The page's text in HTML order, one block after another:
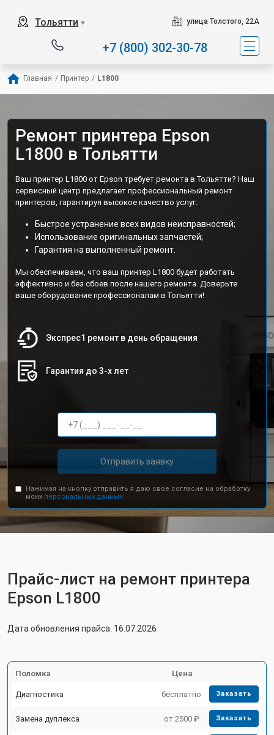
Тольятти ▼ улица Толстого, 22А
+7 (800) 302-30-78
Главная / Принтер / L1800
Ремонт принтера Epson
L1800 в Тольятти
Ваш принтер L1800 от Epson требует ремонта в Тольятти? Наш
сервисный центр предлагает профессиональный ремонт
принтеров, гарантируя высокое качество услуг.
Быстрое устранение всех видов неисправностей;
Использование оригинальных запчастей;
Гарантия на выполненный ремонт.
Мы обеспечиваем, что ваш принтер L1800 будет работать
эффективно и без сбоев после нашего ремонта. Доверьте
ваше оборудование профессионалам в Тольятти!
Экспрес1 ремонт в день обращения
Гарантия до 3-х лет
Отправить заявку
Нажимая на кнопку отправить я даю свое согласие на обработку
моих персональных данных.
Прайс-лист на ремонт принтера
Epson L1800
Дата обновления прайса: 16.07.2026
Поломка Цена
Диагностика бесплатно Заказать
Замена дуплекса от 2500 ₽ Заказать